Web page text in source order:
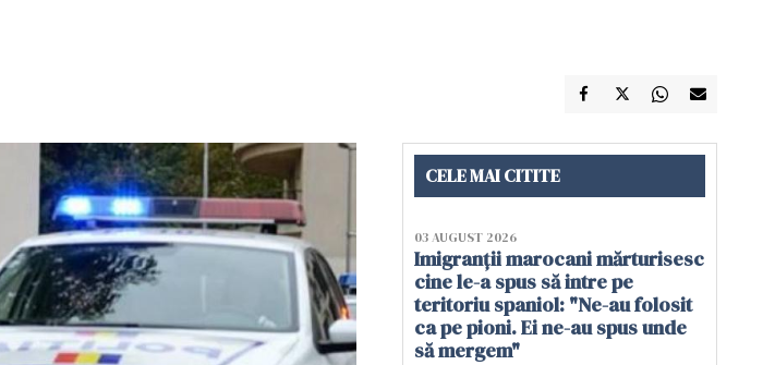
CELE MAI CITITE
03 AUGUST 2026
Imigranții marocani mărturisesc
cine le-a spus să intre pe
teritoriu spaniol: "Ne-au folosit
ca pe pioni. Ei ne-au spus unde
să mergem"